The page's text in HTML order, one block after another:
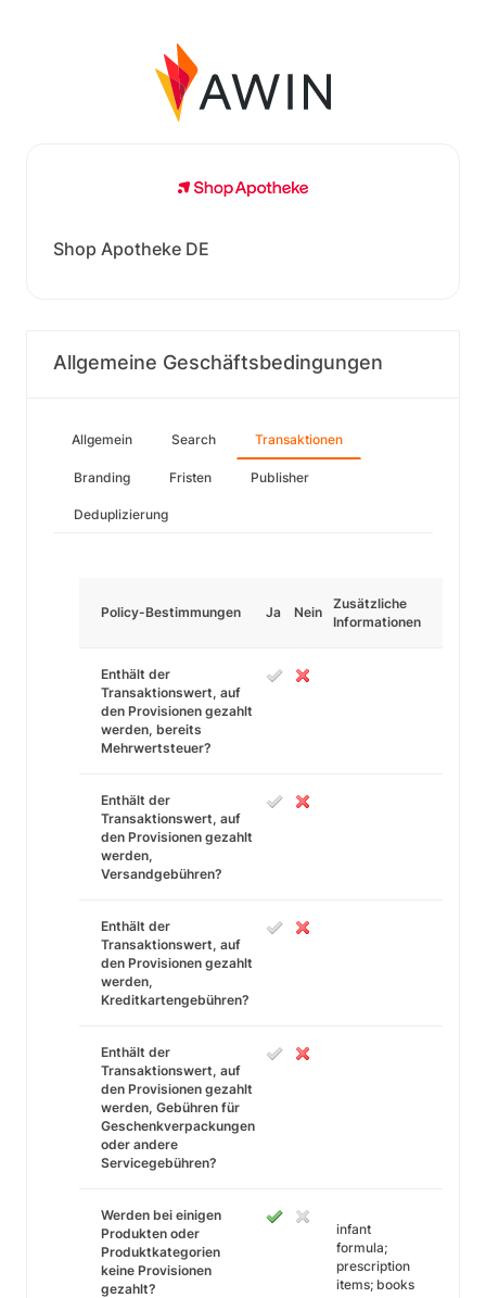
Shop Apotheke DE
Allgemeine Geschäftsbedingungen
Allgemein Search Transaktionen
Branding Fristen Publisher
Deduplizierung
Policy-Bestimmungen Ja Nein
Zusätzliche
Informationen
Enthält der
Transaktionswert, auf
den Provisionen gezahlt
werden, bereits
Mehrwertsteuer?
Enthält der
Transaktionswert, auf
den Provisionen gezahlt
werden,
Versandgebühren?
Enthält der
Transaktionswert, auf
den Provisionen gezahlt
werden,
Kreditkartengebühren?
Enthält der
Transaktionswert, auf
den Provisionen gezahlt
werden, Gebühren für
Geschenkverpackungen
oder andere
Servicegebühren?
Werden bei einigen
Produkten oder
Produktkategorien
keine Provisionen
gezahlt?
infant
formula;
prescription
items; books